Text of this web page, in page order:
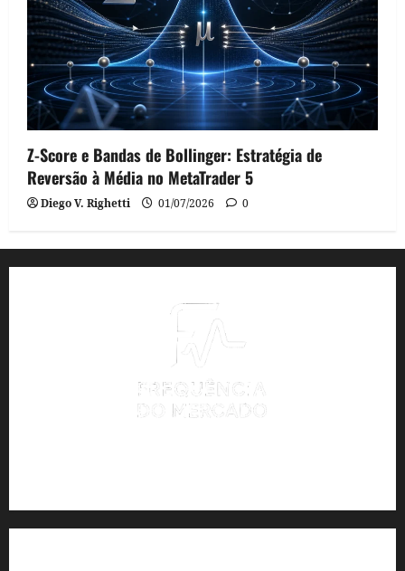
Z-Score e Bandas de Bollinger: Estratégia de
Reversão à Média no MetaTrader 5
Diego V. Righetti 01/07/2026 0